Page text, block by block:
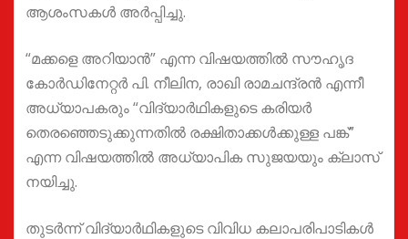
ആശംസകൾ അർപ്പിച്ചു.
“മക്കളെ അറിയാൻ” എന്ന വിഷയത്തിൽ സൗഹൃദ
കോർഡിനേറ്റർ പി. നീലിന, രാഖി രാമചന്ദ്രൻ എന്നീ
അധ്യാപകരും “വിദ്യാർഥികളുടെ കരിയർ
തെരഞ്ഞെടുക്കുന്നതിൽ രക്ഷിതാക്കൾക്കുള്ള പങ്ക്”
എന്ന വിഷയത്തിൽ അധ്യാപിക സുജയയും ക്ലാസ്
നയിച്ചു.
തുടർന്ന് വിദ്യാർഥികളുടെ വിവിധ കലാപരിപാടികൾ